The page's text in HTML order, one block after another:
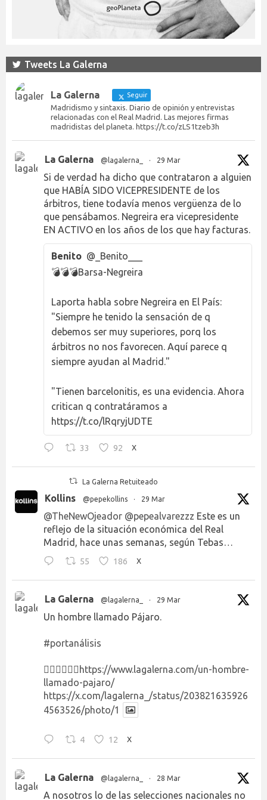
Tweets La Galerna
La Galerna Seguir
Madridismo y sintaxis. Diario de opinión y entrevistas
relacionadas con el Real Madrid. Las mejores firmas
madridistas del planeta. https://t.co/zLS1tzeb3h
La Galerna @lagalerna_ · 29 Mar
Si de verdad ha dicho que contrataron a alguien
que HABÍA SIDO VICEPRESIDENTE de los
árbitros, tiene todavía menos vergüenza de lo
que pensábamos. Negreira era vicepresidente
EN ACTIVO en los años de los que hay facturas.
Benito @_Benito___
💣💣💣Barsa-Negreira
Laporta habla sobre Negreira en El País:
"Siempre he tenido la sensación de q
debemos ser muy superiores, porq los
árbitros no nos favorecen. Aquí parece q
siempre ayudan al Madrid."
"Tienen barcelonitis, es una evidencia. Ahora
critican q contratáramos a
https://t.co/lRqryjUDTE
33 92 X
La Galerna Retuiteado
Kollins @pepekollins · 29 Mar
@TheNewOjeador @pepealvarezzz Este es un
reflejo de la situación económica del Real
Madrid, hace unas semanas, según Tebas…
55 186 X
La Galerna @lagalerna_ · 29 Mar
Un hombre llamado Pájaro.
#portanálisis
👉🏻👉🏻👉🏻 https://www.lagalerna.com/un-hombre-
llamado-pajaro/
https://x.com/lagalerna_/status/203821635926
4563526/photo/1
4 12 X
La Galerna @lagalerna_ · 28 Mar
A nosotros lo de las selecciones nacionales no